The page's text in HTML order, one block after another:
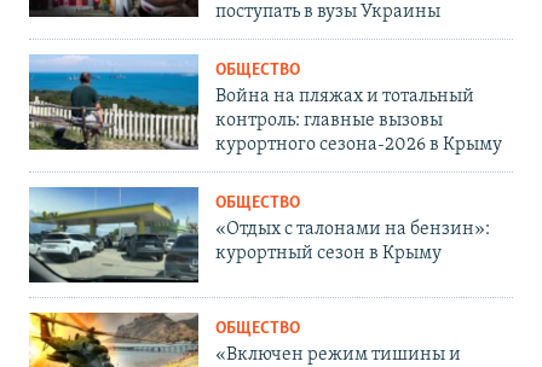
поступать в вузы Украины
ОБЩЕСТВО
Война на пляжах и тотальный
контроль: главные вызовы
курортного сезона-2026 в Крыму
ОБЩЕСТВО
«Отдых с талонами на бензин»:
курортный сезон в Крыму
ОБЩЕСТВО
«Включен режим тишины и